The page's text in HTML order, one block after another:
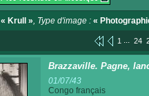
« Krull », Type d'image : «
1 ... 24
Brazzaville. Pagne,
01/07/43
Congo français